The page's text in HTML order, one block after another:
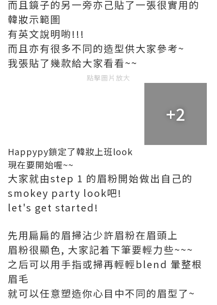
而且鏡子的另一旁亦己貼了一張很實用的
韓妝示範圖
有英文說明喲!!!
而且亦有很多不同的造型供大家參考~
我張貼了幾款給大家看看~~
點擊圖片放大
+2
Happypy鎖定了韓妝上班look
現在要開始喔~~
大家就由step 1 的眉粉開始做出自己的
smokey party look吧!
let's get started!
先用扁扁的眉掃沾少許眉粉在眉頭上
眉粉很顯色, 大家記着下筆要輕力些~~~
之后可以用手指或掃再輕輕blend 暈整根
眉毛
就可以任意塑造你心目中不同的眉型了~